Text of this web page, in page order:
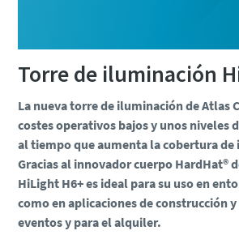
Torre de iluminación
La nueva torre de iluminación de Atlas
costes operativos bajos y unos niveles
al tiempo que aumenta la cobertura
Gracias al innovador cuerpo HardHat®
HiLight H6+ es ideal para su uso en
como en aplicaciones de construcción
eventos y para el alquiler.